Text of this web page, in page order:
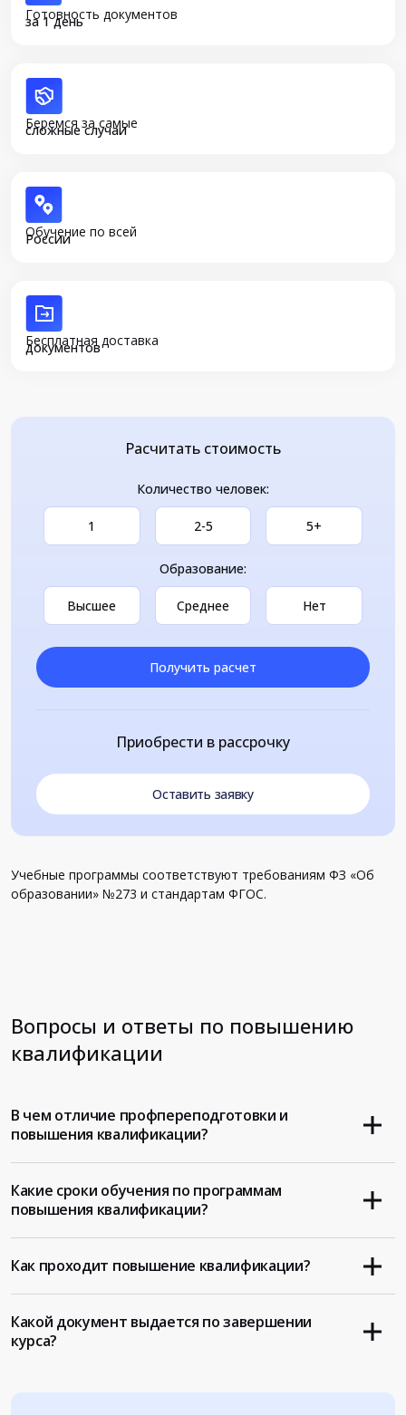
Готовность документов
за 1 день
Беремся за самые
сложные случаи
Обучение по всей
России
Бесплатная доставка
документов
Расчитать стоимость
Количество человек:
1 2-5 5+
Образование:
Высшее Среднее Нет
Получить расчет
Приобрести в рассрочку
Оставить заявку
Учебные программы соответствуют требованиям ФЗ «Об
образовании» №273 и стандартам ФГОС.
Вопросы и ответы по повышению
квалификации
В чем отличие профпереподготовки и
повышения квалификации?
Какие сроки обучения по программам
повышения квалификации?
Как проходит повышение квалификации?
Какой документ выдается по завершении
курса?